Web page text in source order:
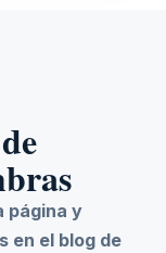
página y
en el blog de